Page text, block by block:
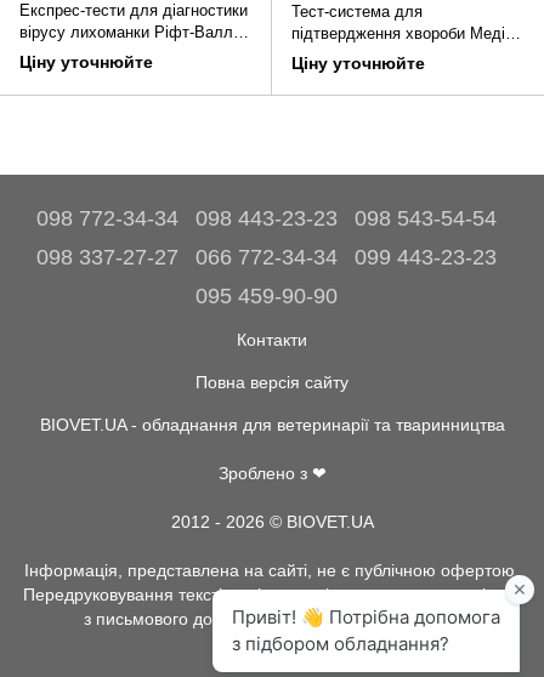
Експрес-тести для діагностики
вірусу лихоманки Ріфт-Валлі
методом імунохроматографії
Ціну уточнюйте
Тест-система для
підтвердження хвороби Меді-
Вісна в сироватці крові
методом ІФА (непрямий
варіант)
Ціну уточнюйте
098 772-34-34 098 443-23-23
098 543-54-54
098 337-27-27
066 772-34-34
099 443-23-23
095 459-90-90
Контакти
Повна версія сайту
BIOVET.UA - обладнання для ветеринарії та тваринництва
Зроблено з ❤
2012 - 2026 © BIOVET.UA
Інформація, представлена на сайті, не є публічною офертою.
Передруковування текстів та інше копіювання, можливо тільки
з письмового дозволу адміністрації BIOVET.UA.